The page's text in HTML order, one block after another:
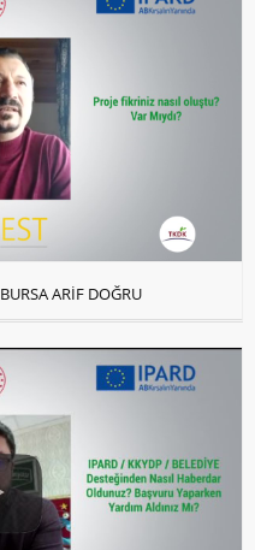
BURSA ARİF DOĞRU